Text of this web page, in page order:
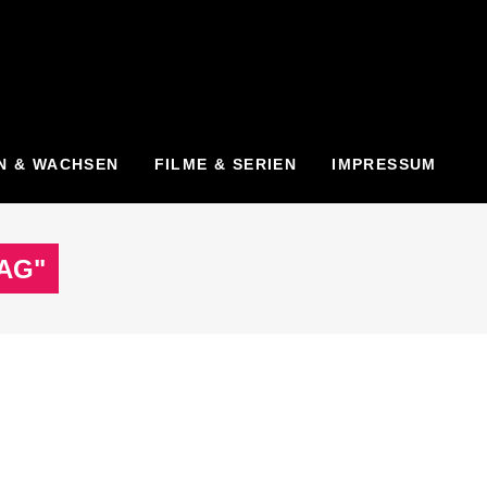
& WACHSEN FILME & SERIEN IMPRESSUM